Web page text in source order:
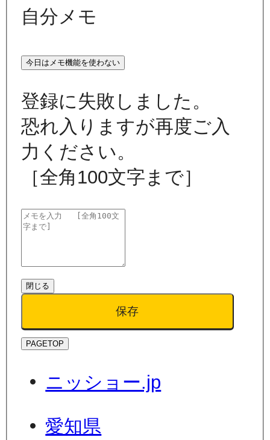
自分メモ
今日はメモ機能を使わない
登録に失敗しました。
恐れ入りますが再度ご入
力ください。
［全角100文字まで］
閉じる
保存
PAGETOP
ニッショー.jp
愛知県